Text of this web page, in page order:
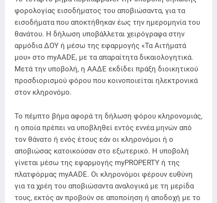
φορολογίας εισοδήματος του αποβιώσαντα, για τα
εισοδήματα που αποκτήθηκαν έως την ημερομηνία του
θανάτου. Η δήλωση υποβάλλεται χειρόγραφα στην
αρμόδια ΔΟΥ ή μέσω της εφαρμογής «Τα Αιτήματά
μου» στο myAADE, με τα απαραίτητα δικαιολογητικά.
Μετά την υποβολή, η ΑΑΔΕ εκδίδει πράξη διοικητικού
προσδιορισμού φόρου που κοινοποιείται ηλεκτρονικά
στον κληρονόμο.
Το πέμπτο βήμα αφορά τη δήλωση φόρου κληρονομιάς,
η οποία πρέπει να υποβληθεί εντός εννέα μηνών από
τον θάνατο ή ενός έτους εάν οι κληρονόμοι ή ο
αποβιώσας κατοικούσαν στο εξωτερικό. Η υποβολή
γίνεται μέσω της εφαρμογής myPROPERTY ή της
πλατφόρμας myAADE. Οι κληρονόμοι φέρουν ευθύνη
για τα χρέη του αποβιώσαντα αναλογικά με τη μερίδα
τους, εκτός αν προβούν σε αποποίηση ή αποδοχή με το